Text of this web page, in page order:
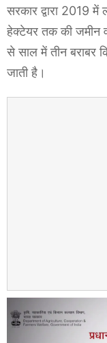
सरकार द्वारा 2019
हेक्टेयर तक की जमीन
से साल में तीन बराबर
जाती है।